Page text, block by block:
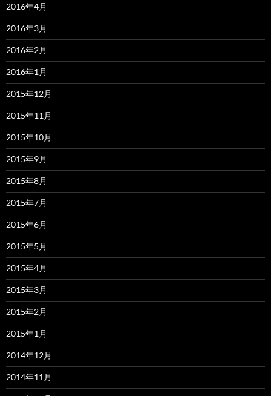
2016年4月
2016年3月
2016年2月
2016年1月
2015年12月
2015年11月
2015年10月
2015年9月
2015年8月
2015年7月
2015年6月
2015年5月
2015年4月
2015年3月
2015年2月
2015年1月
2014年12月
2014年11月